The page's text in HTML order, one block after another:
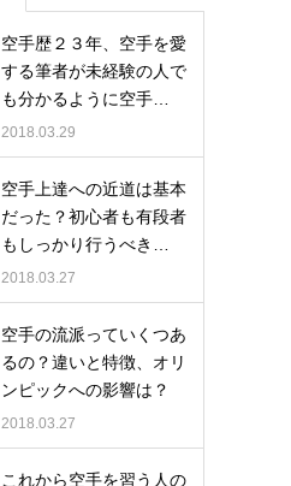
空手歴２３年、空手を愛
する筆者が未経験の人で
も分かるように空手…
2018.03.29
空手上達への近道は基本
だった？初心者も有段者
もしっかり行うべき…
2018.03.27
空手の流派っていくつあ
るの？違いと特徴、オリ
ンピックへの影響は？
2018.03.27
これから空手を習う人の